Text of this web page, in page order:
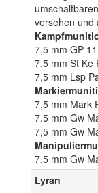
versehen und
7,5 mm GP
7,5 mm St Ke
7,5 mm Lsp
7,5 mm Mark
7,5 mm Gw
7,5 mm Gw
7,5 mm Gw
Lyran